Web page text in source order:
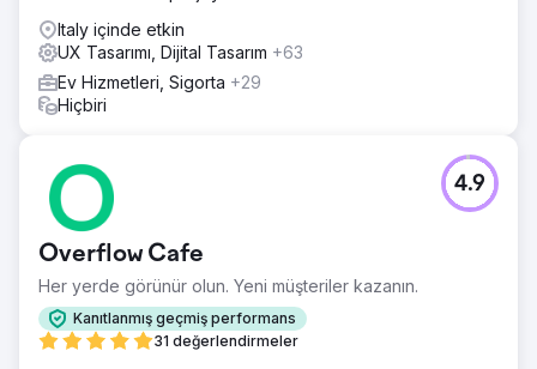
Italy içinde etkin
UX Tasarımı, Dijital Tasarım +63
Ev Hizmetleri, Sigorta +29
Hiçbiri
Overflow Cafe
Her yerde görünür olun. Yeni müşteriler kazanın.
Kanıtlanmış geçmiş performans
31 değerlendirmeler
4.9